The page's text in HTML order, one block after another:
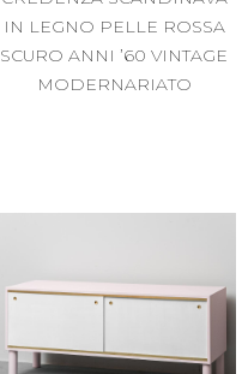
IN LEGNO PELLE ROSSA
SCURO ANNI ’60 VINTAGE
MODERNARIATO